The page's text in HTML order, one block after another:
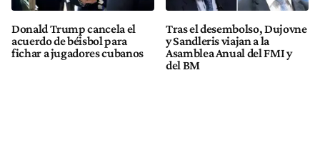
Donald Trump cancela el
acuerdo de béisbol para
fichar a jugadores cubanos
Tras el desembolso, Dujovne
y Sandleris viajan a la
Asamblea Anual del FMI y
del BM